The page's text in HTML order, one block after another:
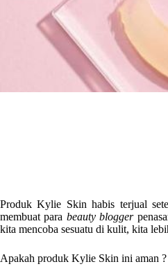
Produk Kylie Skin habis terjual
membuat para beauty blogger
kita mencoba sesuatu di kulit, kita
Apakah produk Kylie Skin ini aman ?